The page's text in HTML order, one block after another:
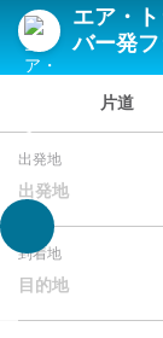
エア・
バー発
片道
出発地
出発地
到着地
目的地